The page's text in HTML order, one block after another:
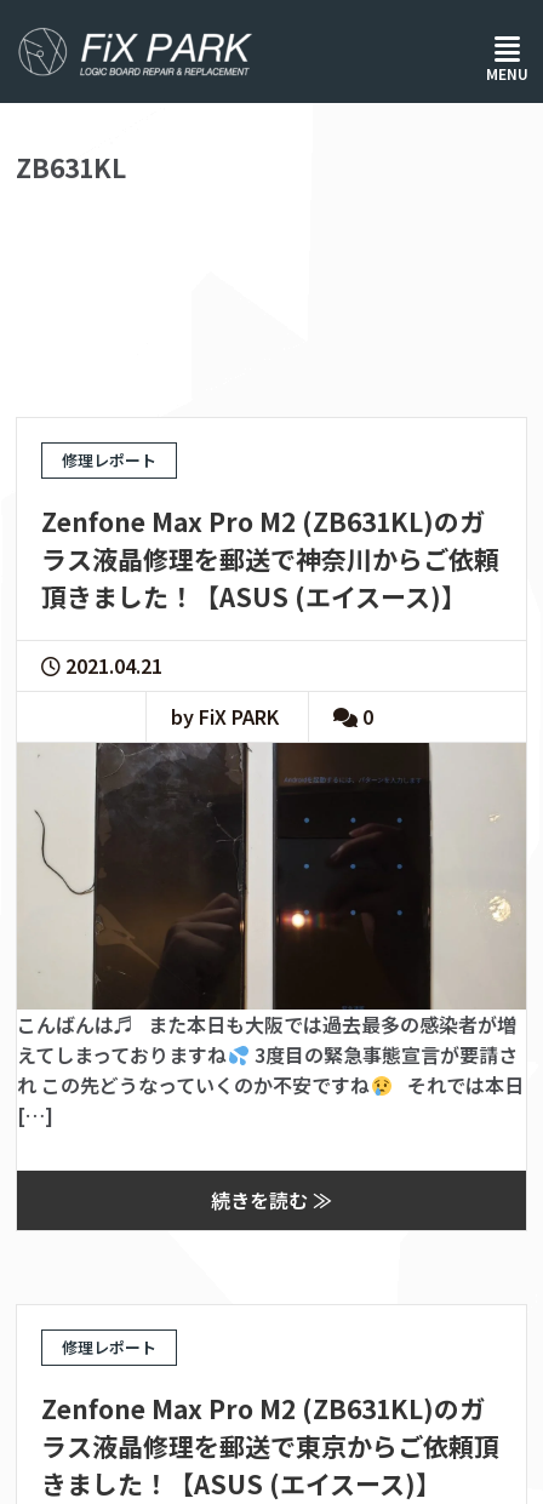
MENU
ホーム/ ZB631KL
ZB631KL
修理レポート
Zenfone Max Pro M2 (ZB631KL)のガ
ラス液晶修理を郵送で神奈川からご依頼
頂きました！【ASUS (エイスース)】
2021.04.21
by FiX PARK
0
こんばんは♬ また本日も大阪では過去最多の感染者が増
えてしまっておりますね
3度目の緊急事態宣言が要請さ
れ この先どうなっていくのか不安ですね
それでは本日
[…]
続きを読む ≫
修理レポート
Zenfone Max Pro M2 (ZB631KL)のガ
ラス液晶修理を郵送で東京からご依頼頂
きました！【ASUS (エイスース)】